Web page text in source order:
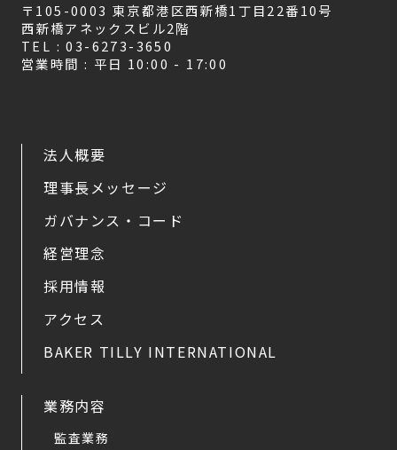
〒105-0003 東京都港区西新橋1丁目22番10号
西新橋アネックスビル2階
TEL : 03-6273-3650
営業時間 : 平日 10:00 - 17:00
法人概要
理事長メッセージ
ガバナンス・コード
経営理念
採用情報
アクセス
BAKER TILLY INTERNATIONAL
業務内容
監査業務